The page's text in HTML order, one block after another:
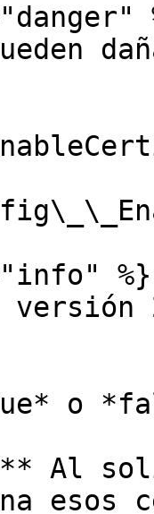
%}
o
Al